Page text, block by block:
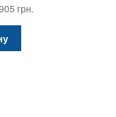
грн..
грн.Текущая